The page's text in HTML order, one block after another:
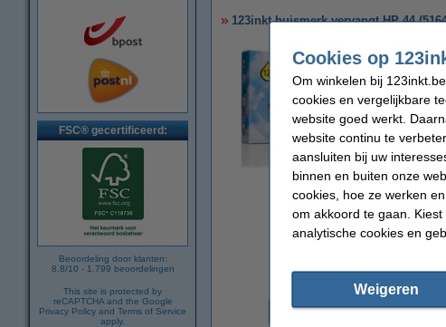
FSC® gecertificeerd:
Beoordeling door klanten:
8.8/10 - 1.799 beoordelingen
This site is protected by
reCAPTCHA and the Google
Privacy Policy and Terms of Service
apply.
123inkt huismerk vervangt HP 44
vergroten
Iets
U ziet
Type:
Inhoud:
€ 0,39
Cookies op
Om winkelen bij
cookies en vergelijkbare
website goed werkt.
website continu te
aansluiten bij uw
binnen en buiten onze
cookies, hoe ze werken
om akkoord te gaan.
analytische cookies en
Weigeren